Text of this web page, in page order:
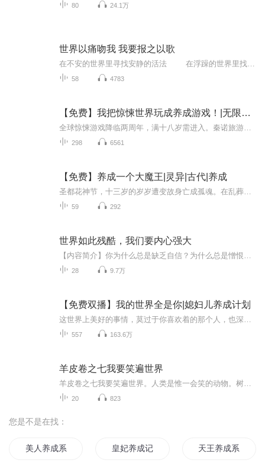
80 24.1万
世界以痛吻我 我要报之以歌
58 4783
【免费】我把惊悚世界玩成养成游戏！|无限流|灵异
298 6561
【免费】养成一个大魔王|灵异|古代|养成
59 292
世界如此残酷，我们要内心强大
28 9.7万
【免费双播】我的世界全是你|媳妇儿养成计划
557 163.6万
羊皮卷之七我要笑遍世界
20 823
您是不是在找：
美人养成系统 皇妃养成记 天王养成系统